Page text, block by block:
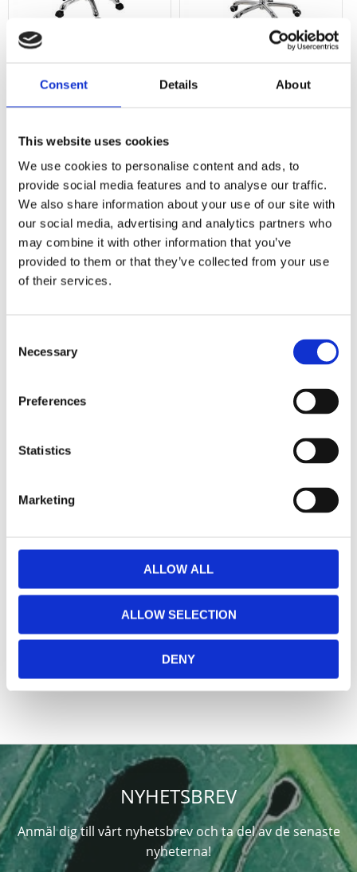
Consent Details About
This website uses cookies
We use cookies to personalise content and ads, to
provide social media features and to analyse our traffic.
We also share information about your use of our site with
our social media, advertising and analytics partners who
may combine it with other information that you’ve
provided to them or that they’ve collected from your use
of their services.
Selection
Necessary
Preferences
Statistics
Marketing
ALLOW ALL
ALLOW SELECTION
DENY
underrede,
Snygg och bekväm sadelstol i konstläder. Finns i färgerna: vit, grå och
Lägg till i favoriter
extra reglerbar, vit
Sadelstol, extra reglerbar
NYHETSBREV
Anmäl dig till vårt nyhetsbrev och ta del av de senaste
nyheterna!